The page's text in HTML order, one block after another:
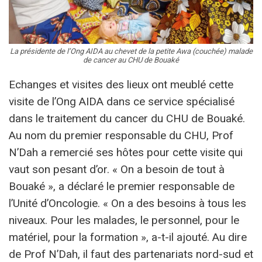
La présidente de l’Ong AIDA au chevet de la petite Awa (couchée) malade
de cancer au CHU de Bouaké
Echanges et visites des lieux ont meublé cette
visite de l’Ong AIDA dans ce service spécialisé
dans le traitement du cancer du CHU de Bouaké.
Au nom du premier responsable du CHU, Prof
N’Dah a remercié ses hôtes pour cette visite qui
vaut son pesant d’or. « On a besoin de tout à
Bouaké », a déclaré le premier responsable de
l’Unité d’Oncologie. « On a des besoins à tous les
niveaux. Pour les malades, le personnel, pour le
matériel, pour la formation », a-t-il ajouté. Au dire
de Prof N’Dah, il faut des partenariats nord-sud et